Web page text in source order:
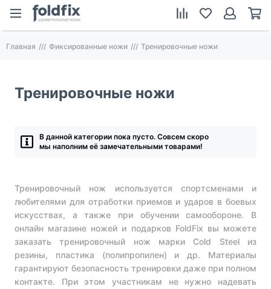
Главная Фиксированные ножи Тренировочные ножи
Тренировочные ножи
В данной категории пока пусто. Совсем скоро
мы наполним её замечательными товарами!
Тренировочный нож используется спортсменами и
любителями для отработки приемов и ударов в боевых
искусствах, а также при обучении самообороне. В
онлайн магазине ножей и подарков FoldFix вы можете
заказать тренировочный нож марки Cold Steel из
резины, пластика (полипропилен) и др. Материалы
гарантируют безопасность тренировки даже при полном
контакте. При этом участникам не нужно надевать